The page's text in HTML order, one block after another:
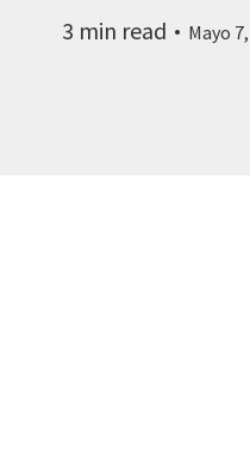
3 min read Mayo